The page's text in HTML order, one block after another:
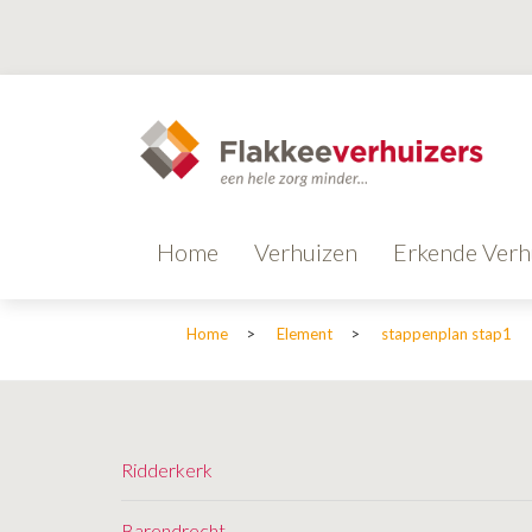
Home Verhuizen Erkende
Home > Element > stappenplan stap1
Ridderkerk